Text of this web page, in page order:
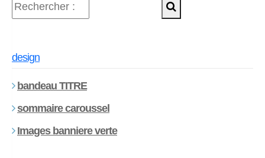
design
bandeau TITRE
sommaire caroussel
Images banniere verte